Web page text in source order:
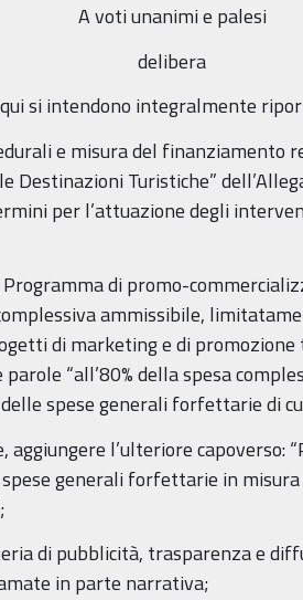
A voti unanimi e palesi
delibera
si intendono integralmente
e misura del finanziamento
Turistiche”
per l’attuazione degli
di promo-
ammissibile,
di marketing e di
“all’80% della spesa
spese generali forfettarie di
aggiungere l’ulteriore
generali forfettarie in
di pubblicità, trasparenza e
in parte narrativa;